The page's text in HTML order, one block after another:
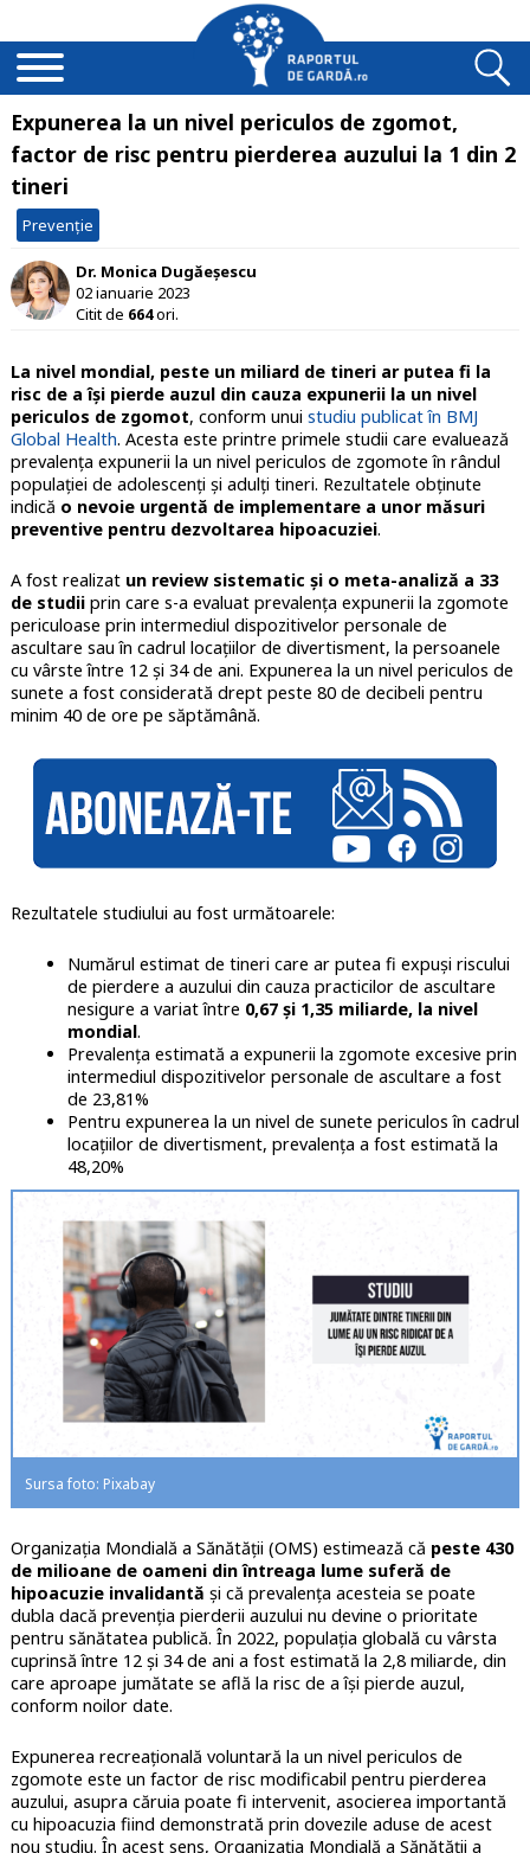
Expunerea la un nivel periculos de zgomot,
factor de risc pentru pierderea auzului la 1 din 2
tineri
Prevenție
Dr. Monica Dugăeșescu
02 ianuarie 2023
Citit de 664ori.
La nivel mondial, peste un miliard de tineri ar putea fi la
risc de a își pierde auzul din cauza expunerii la un nivel
periculos de zgomot, conform unui studiu publicat în BMJ
Global Health. Acesta este printre primele studii care evaluează
prevalența expunerii la un nivel periculos de zgomote în rândul
populaţiei de adolescenți și adulți tineri. Rezultatele obţinute
indică o nevoie urgentă de implementare a unor măsuri
preventive pentru dezvoltarea hipoacuziei.
A fost realizat un review sistematic şi o meta-analiză a 33
de studii prin care s-a evaluat prevalenţa expunerii la zgomote
periculoase prin intermediul dispozitivelor personale de
ascultare sau în cadrul locaţiilor de divertisment, la persoanele
cu vârste între 12 și 34 de ani. Expunerea la un nivel periculos de
sunete a fost considerată drept peste 80 de decibeli pentru
minim 40 de ore pe săptămână.
Rezultatele studiului au fost următoarele:
Numărul estimat de tineri care ar putea fi expuși riscului
de pierdere a auzului din cauza practicilor de ascultare
nesigure a variat între 0,67 și 1,35 miliarde, la nivel
mondial.
Prevalenţa estimată a expunerii la zgomote excesive prin
intermediul dispozitivelor personale de ascultare a fost
de 23,81%
Pentru expunerea la un nivel de sunete periculos în cadrul
locaţiilor de divertisment, prevalența a fost estimată la
48,20%
Sursa foto: Pixabay
Organizația Mondială a Sănătății (OMS) estimează că peste 430
de milioane de oameni din întreaga lume suferă de
hipoacuzie invalidantă și că prevalența acesteia se poate
dubla dacă prevenţia pierderii auzului nu devine o prioritate
pentru sănătatea publică. În 2022, populația globală cu vârsta
cuprinsă între 12 și 34 de ani a fost estimată la 2,8 miliarde, din
care aproape jumătate se află la risc de a îşi pierde auzul,
conform noilor date.
Expunerea recreațională voluntară la un nivel periculos de
zgomote este un factor de risc modificabil pentru pierderea
auzului, asupra căruia poate fi intervenit, asocierea importantă
cu hipoacuzia fiind demonstrată prin dovezile aduse de acest
nou studiu. În acest sens, Organizația Mondială a Sănătății a